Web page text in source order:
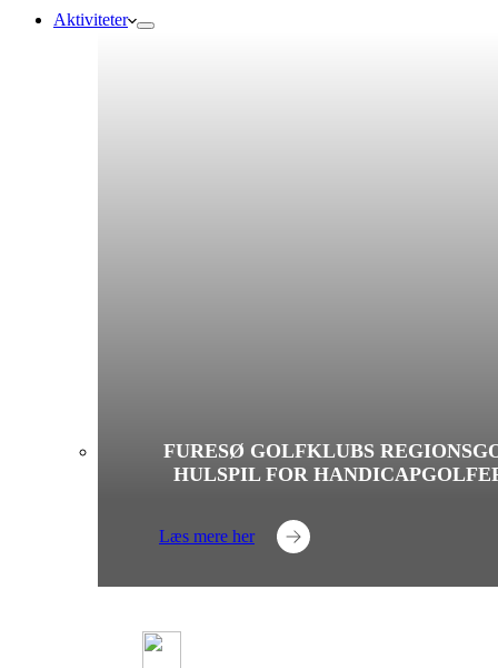
Aktiviteter
FURESØ GOLFKLUBS
HULSPIL FOR
Læs mere her